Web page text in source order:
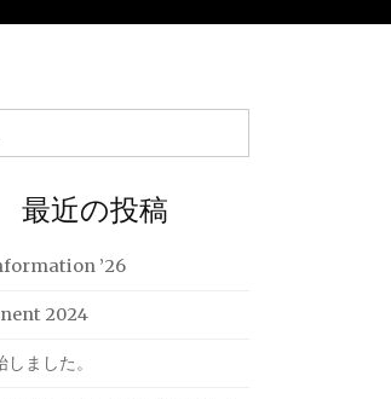
最近の投稿
’26
2024
ました。